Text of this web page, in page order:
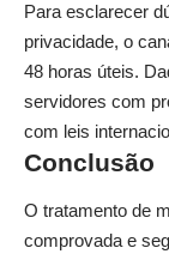
Para esclarecer
privacidade, o
48 horas úteis.
servidores com
com leis
Conclusão
O tratamento de
comprovada e